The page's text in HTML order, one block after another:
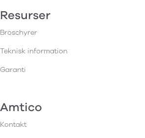
Resurser
Broschyrer
Teknisk information
Garanti
Amtico
Kontakt